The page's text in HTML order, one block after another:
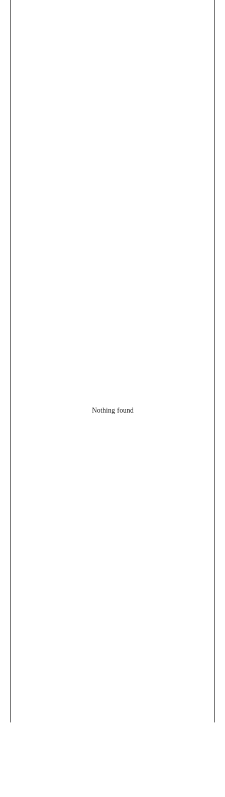
Nothing found